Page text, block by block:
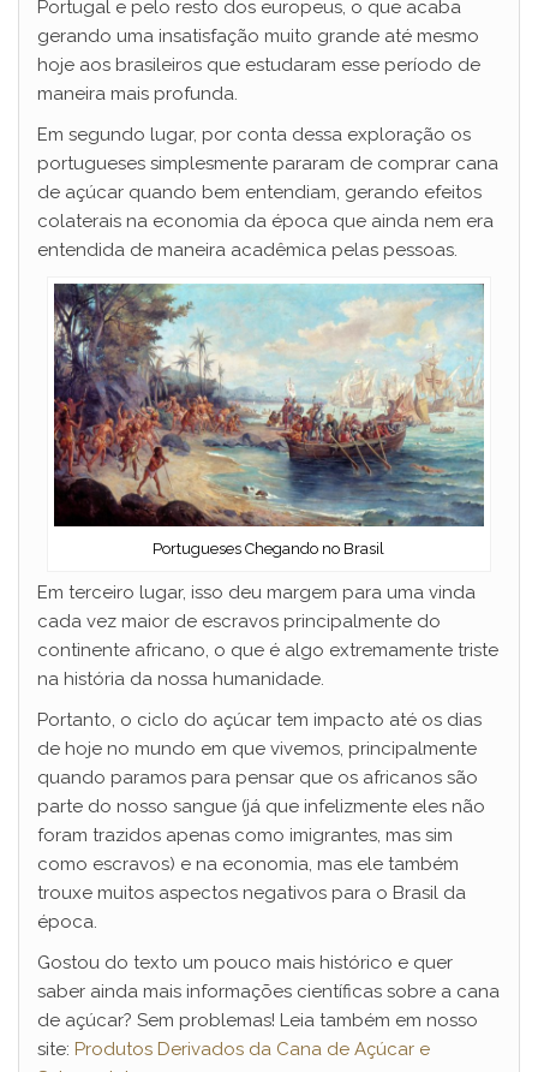
Portugal e pelo resto dos europeus, o que acaba
gerando uma insatisfação muito grande até mesmo
hoje aos brasileiros que estudaram esse período de
maneira mais profunda.
Em segundo lugar, por conta dessa exploração os
portugueses simplesmente pararam de comprar cana
de açúcar quando bem entendiam, gerando efeitos
colaterais na economia da época que ainda nem era
entendida de maneira acadêmica pelas pessoas.
Portugueses Chegando no Brasil
Em terceiro lugar, isso deu margem para uma vinda
cada vez maior de escravos principalmente do
continente africano, o que é algo extremamente triste
na história da nossa humanidade.
Portanto, o ciclo do açúcar tem impacto até os dias
de hoje no mundo em que vivemos, principalmente
quando paramos para pensar que os africanos são
parte do nosso sangue (já que infelizmente eles não
foram trazidos apenas como imigrantes, mas sim
como escravos) e na economia, mas ele também
trouxe muitos aspectos negativos para o Brasil da
época.
Gostou do texto um pouco mais histórico e quer
saber ainda mais informações científicas sobre a cana
de açúcar? Sem problemas! Leia também em nosso
site: Produtos Derivados da Cana de Açúcar e